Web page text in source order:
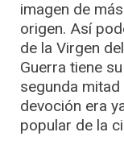
imagen de
origen. Así
de la Virgen
Guerra tiene
segunda
devoción era
popular de la